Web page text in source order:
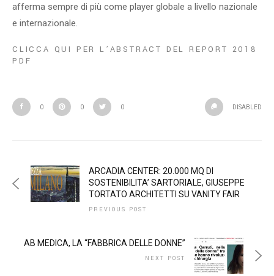
afferma sempre di più come player globale a livello nazionale
e internazionale.
CLICCA QUI PER L’ABSTRACT DEL REPORT 2018
PDF
0 0 0 DISABLED
ARCADIA CENTER: 20.000 MQ DI
SOSTENIBILITA’ SARTORIALE, GIUSEPPE
TORTATO ARCHITETTI SU VANITY FAIR
PREVIOUS POST
AB MEDICA, LA “FABBRICA DELLE DONNE”
NEXT POST